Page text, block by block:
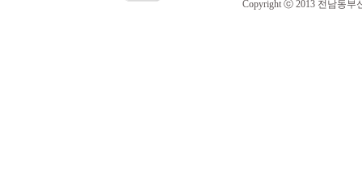
Copyright ⓒ 2013 전남동부